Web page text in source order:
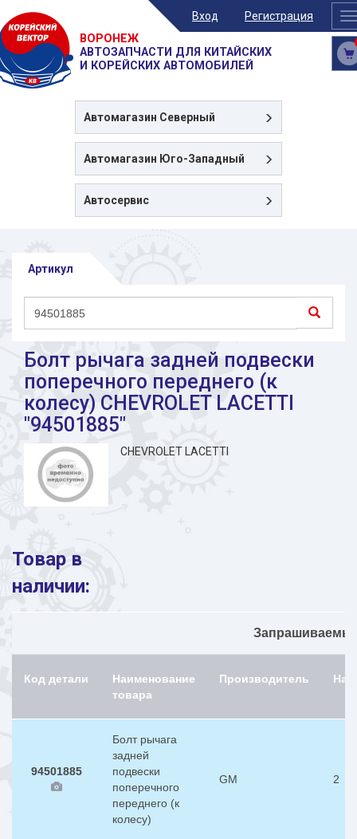
Вход Регистрация
ВОРОНЕЖ
АВТОЗАПЧАСТИ ДЛЯ КИТАЙСКИХ
И КОРЕЙСКИХ АВТОМОБИЛЕЙ
Автомагазин Северный
Автомагазин Юго-Западный
Автосервис
Артикул
Болт рычага задней подвески
поперечного переднего (к
колесу) CHEVROLET LACETTI
"94501885"
CHEVROLET LACETTI
Товар в
наличии:
Код детали
Наименование
товара
Производитель
94501885
Болт рычага
задней
подвески
поперечного
переднего (к
колесу)
GM 2